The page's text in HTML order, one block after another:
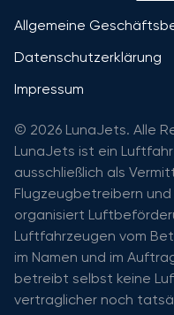
Allgemeine
Datenschutzerklärung
Impressum
© 2026 LunaJets. Alle
LunaJets ist ein
ausschließlich als
Flugzeugbetreibern
organisiert
Luftfahrzeugen vom
im Namen und im
betreibt selbst keine
vertraglicher noch